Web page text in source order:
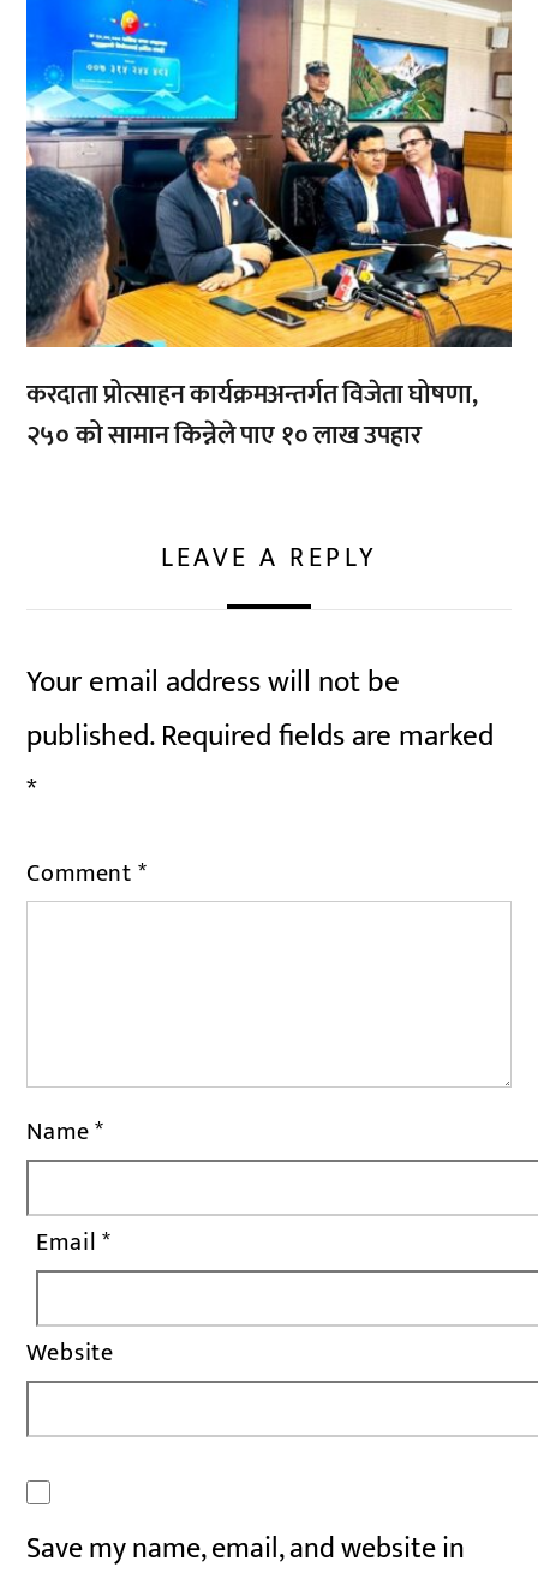
करदाता प्रोत्साहन कार्यक्रमअन्तर्गत विजेता घोषणा,
२५० को सामान किन्नेले पाए १० लाख उपहार
LEAVE A REPLY
Your email address will not be
published.Required fields are marked
*
Comment*
Name*
Email*
Website
Save my name, email, and website in